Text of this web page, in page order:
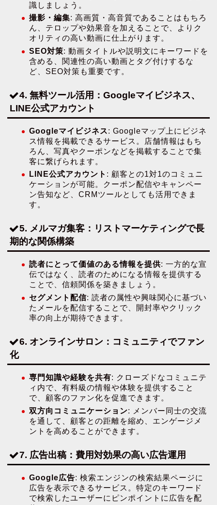
識しましょう。
撮影・編集: 高画質・高音質であることはもちろ
ん、テロップや効果音を加えることで、よりク
オリティの高い動画に仕上がります。
SEO対策: 動画タイトルや説明文にキーワードを
含める、関連性の高い動画とタグ付けするな
ど、SEO対策も重要です。
4. 無料ツール活用：Googleマイビジネス、
LINE公式アカウント
Googleマイビジネス: Googleマップ上にビジネ
ス情報を掲載できるサービス。店舗情報はもち
ろん、写真やクーポンなどを掲載することで集
客に繋げられます。
LINE公式アカウント : 顧客との1対1のコミュニ
ケーションが可能。クーポン配信やキャンペー
ン告知など、CRMツールとしても活用できま
す。
5. メルマガ集客：リストマーケティングで長
期的な関係構築
読者にとって価値のある情報を提供: 一方的な宣
伝ではなく、読者のためになる情報を提供する
ことで、信頼関係を築きましょう。
セグメント配信: 読者の属性や興味関心に基づい
たメールを配信することで、開封率やクリック
率の向上が期待できます。
6. オンラインサロン：コミュニティでファン
化
専門知識や経験を共有: クローズドなコミュニテ
ィ内で、有料級の情報や体験を提供すること
で、顧客のファン化を促進できます。
双方向コミュニケーション: メンバー同士の交流
を通して、顧客との距離を縮め、エンゲージメ
ントを高めることができます。
7. 広告出稿：費用対効果の高い広告運用
Google広告: 検索エンジンの検索結果ページに
広告を表示できるサービス。特定のキーワード
で検索したユーザーにピンポイントに広告を配